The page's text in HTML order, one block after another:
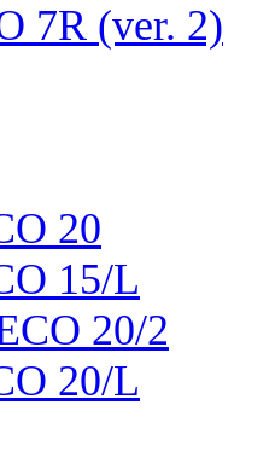
7R (ver. 2)
20
15/L
20/2
20/L